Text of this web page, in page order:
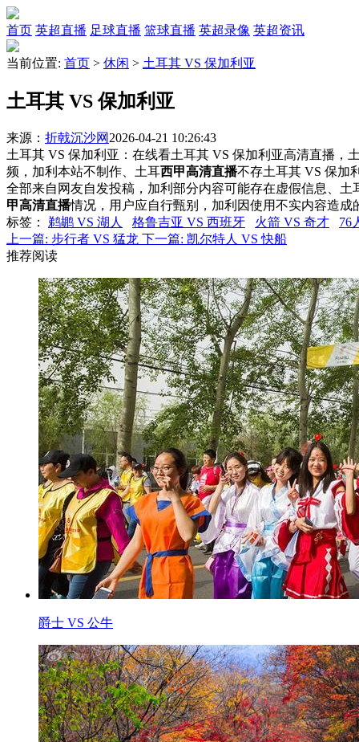
首页 英超直播 足球直播 篮球直播 英超录像 英超资讯
当前位置: 首页 > 休闲 > 土耳其 VS 保加利亚
土耳其 VS 保加利亚
来源： 折戟沉沙网 2026-04-21 10:26:43
土耳其 VS 保加利亚：在线看土耳其 VS 保加利亚高清直播，
频，加利本站不制作、土耳西甲高清直播不存土耳其 VS 保加
全部来自网友自发投稿，加利部分内容可能存在虚假信息、
甲高清直播情况，用户应自行甄别，加利因使用不实内容造
标签 ： 鹈鹕 VS 湖人 格鲁吉亚 VS 西班牙 火箭 VS 奇才
76
上一篇: 步行者 VS 猛龙 下一篇: 凯尔特人 VS 快船
推荐阅读
爵士 VS 公牛